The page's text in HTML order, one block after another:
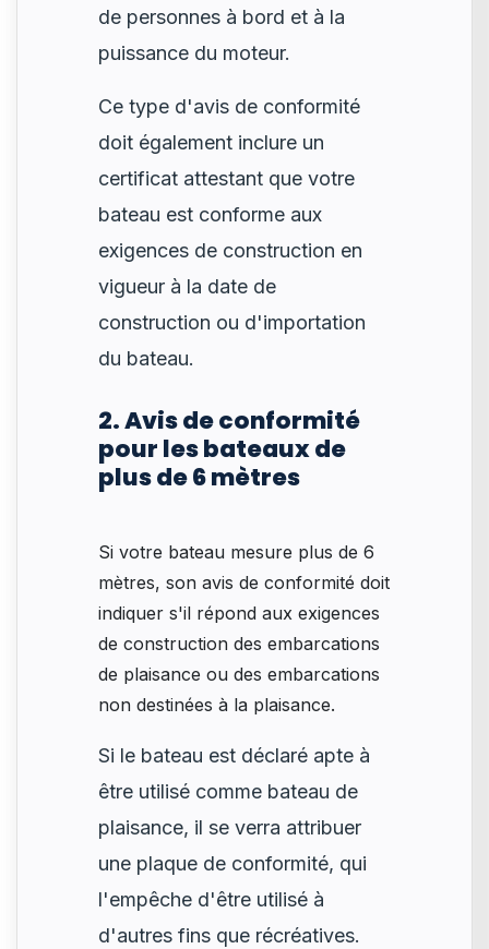
de personnes à bord et à la
puissance du moteur.
Ce type d'avis de conformité
doit également inclure un
certificat attestant que votre
bateau est conforme aux
exigences de construction en
vigueur à la date de
construction ou d'importation
du bateau.
2. Avis de conformité
pour les bateaux de
plus de 6 mètres
Si votre bateau mesure plus de 6
mètres, son avis de conformité doit
indiquer s'il répond aux exigences
de construction des embarcations
de plaisance ou des embarcations
non destinées à la plaisance.
Si le bateau est déclaré apte à
être utilisé comme bateau de
plaisance, il se verra attribuer
une plaque de conformité, qui
l'empêche d'être utilisé à
d'autres fins que récréatives.